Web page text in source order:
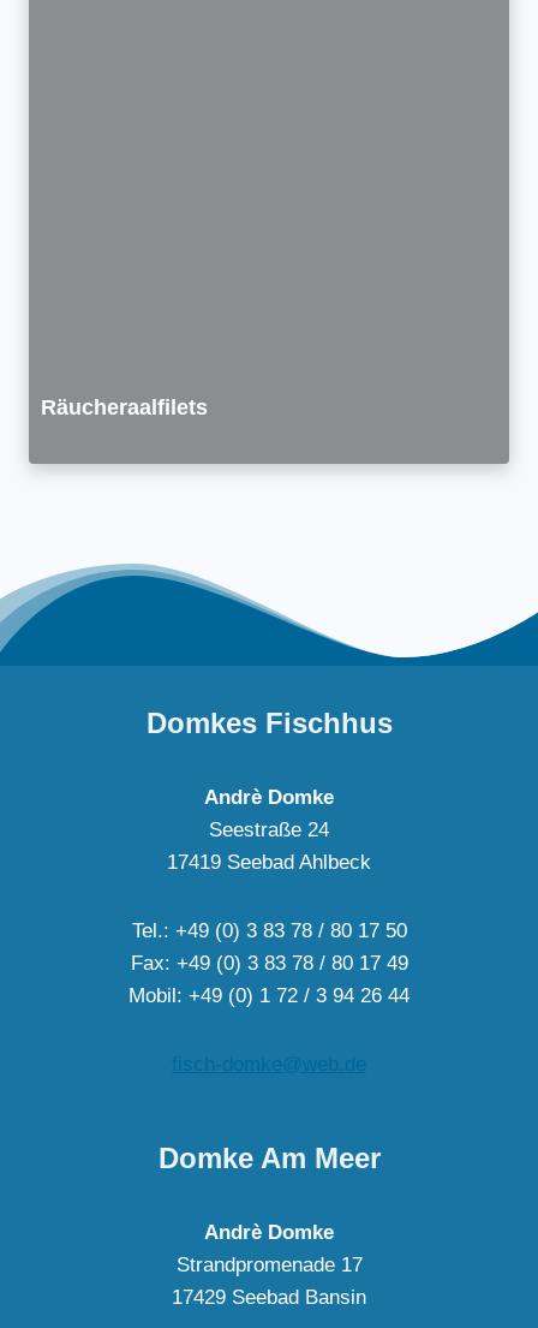
Räucheraalfilets
Domkes Fischhus
Andrè Domke
Seestraße 24
17419 Seebad Ahlbeck
Tel.: +49 (0) 3 83 78 / 80 17 50
Fax: +49 (0) 3 83 78 / 80 17 49
Mobil: +49 (0) 1 72 / 3 94 26 44
fisch-domke@web.de
Domke Am Meer
Andrè Domke
Strandpromenade 17
17429 Seebad Bansin